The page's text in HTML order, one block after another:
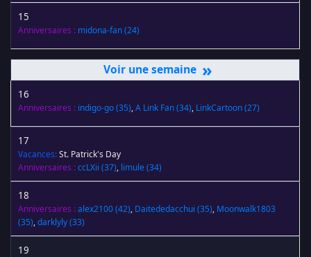
15
Anniversaires : midona-fan(24)
»
16
Anniversaires : indigo-go(35),A Link Fan(34), LinkCartoon(27)
17
Vacances:St. Patrick's Day
Anniversaires :ccLXii (37), limule(34)
18
Anniversaires :alex2100(42), Daitededacchui (35), Moonwalk1803
(35),darklyly(33)
19